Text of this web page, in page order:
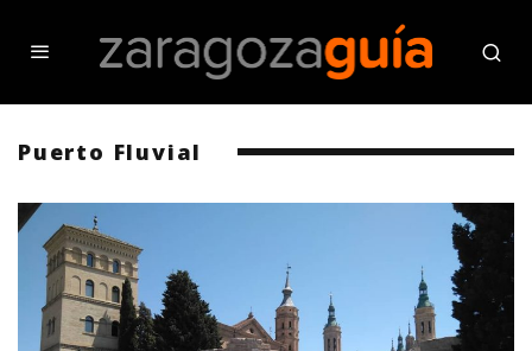
Puerto Fluvial